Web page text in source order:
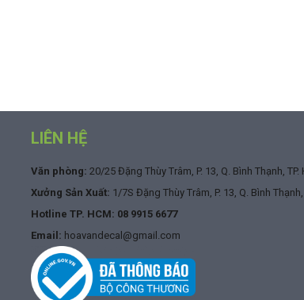
LIÊN HỆ
Văn phòng: 20/25 Đặng Thùy Trâm, P. 13, Q. Bình Thạnh, TP.
Xưởng Sản Xuất: 1/7S Đặng Thùy Trâm, P. 13, Q. Bình
Hotline TP. HCM: 08 9915 6677
Email: hoavandecal@gmail.com